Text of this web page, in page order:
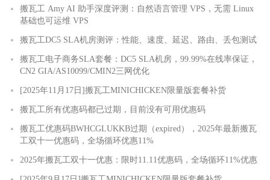
搬瓦工 Amy AI 助手深度评测：自然语言管理 VPS，无需 Linux
基础也可运维 VPS
搬瓦工DC5 SLA机房测评：性能、速度、延迟、路由、丢包测试
搬瓦工电子商务SLA套餐：DC5 SLA机房，99.99%在线率保证，
CN2 GIA/AS10099/CMIN2三网优化
[2025年11月17日]搬瓦工MINICHICKEN限量版套餐补货
搬瓦工所有优惠码都已过期，目前没有可用优惠码
搬瓦工优惠码BWHCGLUKKB过期（expired），2025年最新搬瓦
工双十一优惠码，全场循环优惠11%
2025年搬瓦工双十一优惠：限时11.11优惠码，全场循环11%优惠